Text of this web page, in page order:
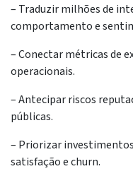
– Traduzir milhões de
comportamento e
– Conectar métricas de
operacionais.
– Antecipar riscos
públicas.
– Priorizar
satisfação e churn.